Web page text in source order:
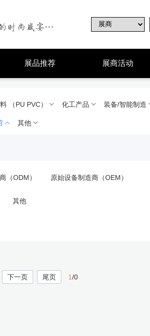
展品推荐 展商活动
（PU PVC） 化工产品 装备/智能制造
其他
（ODM） 原始设备制造商（OEM）
其他
下一页 尾页 1/0